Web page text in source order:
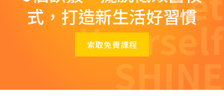
式，打造新生活好習慣
索取免費課程
Yourself
SHINE